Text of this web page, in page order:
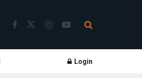
Login